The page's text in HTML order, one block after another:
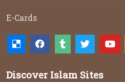
E-Cards
Discover Islam Sites